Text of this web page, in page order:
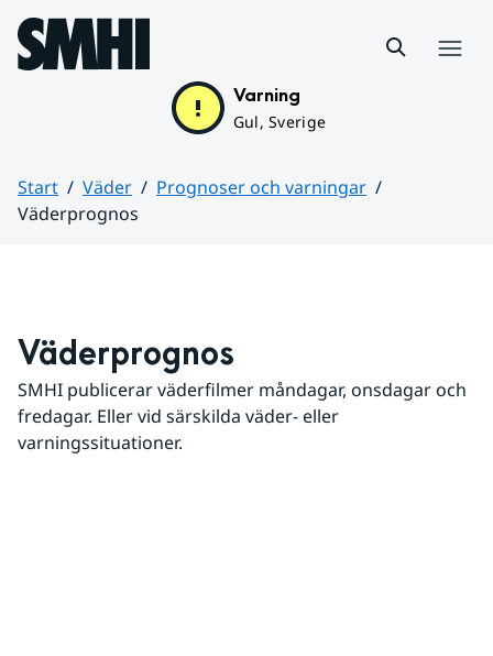
Hoppa till sidans innehåll
Varning
Gul, Sverige
Start Väder
Prognoser och varningar
Väderprognos
Väderprognos
SMHI publicerar väderfilmer måndagar, onsdagar och
fredagar. Eller vid särskilda väder- eller
varningssituationer.